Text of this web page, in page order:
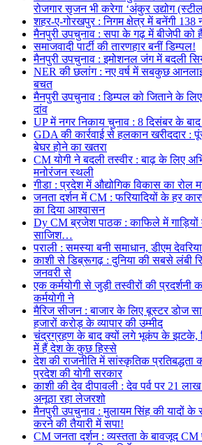
रोजगार सृजन भी करेगा ‘अंकुर उद्योग
शहर-ए-गोरखपुर : निगम क्षेत्र में बनेंगी
मैनपुरी उपचुनाव : सपा के गढ़ में बीजेपी को
समाजवादी पार्टी की तारणहार बनीं डिम्पल!
मैनपुरी उपचुनाव : इमोशनल जंग में बदली
NER की छलांग : नए वर्ष में सबकुछ
बचत
मैनपुरी उपचुनाव : डिम्पल को जिताने के
दांव
UP में नगर निकाय चुनाव : 8 दिसंबर के बाद
GDA की कार्रवाई से हलकान खरीददार :
बेघर होने का खतरा
CM योगी ने बदली तस्वीर : बाढ़ के लिए
मनोरंजन स्थली
गीडा : प्रदेश में औद्योगिक विकास का रोल
जनता दर्शन में CM : फरियादियों के हर
का दिया आश्वासन
Dy CM ब्रजेश पाठक : काफिले में गाड़ियों
साजिश…
पराली : समस्या बनी समाधान, डीएम
काशी से डिब्रूगढ़ : दुनिया की सबसे लंबी
जनवरी से
एक कर्मयोगी से जुड़ी तस्वीरों की प्रदर्शनी
कर्मयोगी ने
मैरिज सीजन : बाजार के लिए बूस्टर डोज
हजारों करोड़ के व्यापार की उम्मीद
चंद्रग्रहण के बाद क्यों लगे भूकंप के झटके,
में हैं देश के कुछ हिस्से
देश की राजनीति में सांस्कृतिक प्रतिबद्धता
प्रदेश की योगी सरकार
काशी की देव दीपावली : देव पर्व पर 21
अनूठा रहा लेजरशो
मैनपुरी उपचुनाव : मुलायम सिंह की यादों के
करने की तैयारी में सपा!
CM जनता दर्शन : व्यस्तता के बावजूद CM